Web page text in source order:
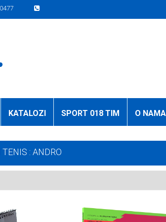
KATALOZI SPORT 018 TIM O NAMA
: ANDRO